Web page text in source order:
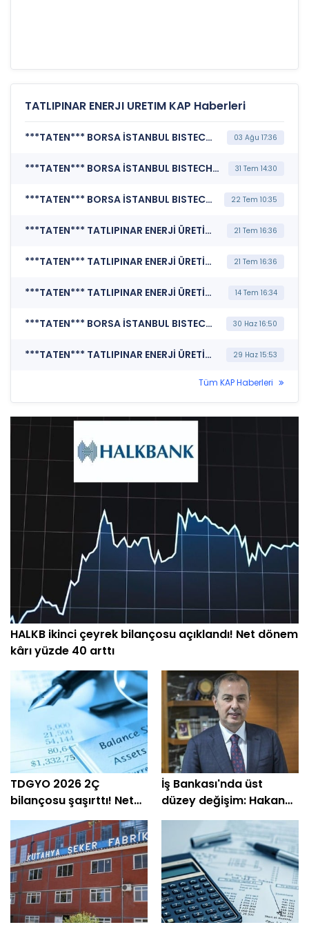
TATLIPINAR ENERJI URETIM KAP Haberleri
***TATEN*** BORSA İSTANBUL BISTECH DEVRE KESİCİ UYGULAMASI (Pay Bazında Devre Kesici Bildirimi) 03 Ağu 17:36
***TATEN*** BORSA İSTANBUL BISTECH DEVRE KESİCİ UYGULAMASI (Pay Bazında Devre Kesici Bildirimi) 31 Tem 14:30
***TATEN*** BORSA İSTANBUL BISTECH DEVRE KESİCİ UYGULAMASI (Pay Bazında Devre Kesici Bildirimi) 22 Tem 10:35
***TATEN*** TATLIPINAR ENERJİ ÜRETİM A.Ş. (Şirket Genel Bilgi Formu) 21 Tem 16:36
***TATEN*** TATLIPINAR ENERJİ ÜRETİM A.Ş. (Kurumsal Yönetim Bilgi Formu (Güncelleme) - Yönetim Kurulu-2) 21 Tem 16:36
***TATEN*** TATLIPINAR ENERJİ ÜRETİM A.Ş. (Şirket Genel Bilgi Formu) 14 Tem 16:34
***TATEN*** BORSA İSTANBUL BISTECH DEVRE KESİCİ UYGULAMASI (Pay Bazında Devre Kesici Bildirimi) 30 Haz 16:50
***TATEN*** TATLIPINAR ENERJİ ÜRETİM A.Ş. (Özel Durum Açıklaması (Genel)) 29 Haz 15:53
Tüm KAP Haberleri
HALKB ikinci çeyrek bilançosu açıklandı! Net dönem
kârı yüzde 40 arttı
TDGYO 2026 2Ç
bilançosu şaşırttı! Net
kâr yüzde 105 bin arttı
İş Bankası'nda üst
düzey değişim: Hakan
Aran görevini
devrediyor